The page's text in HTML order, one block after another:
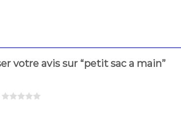
votre avis sur “petit sac a main”